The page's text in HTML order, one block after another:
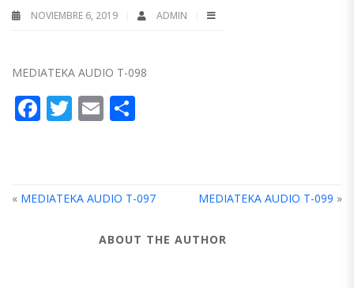
NOVIEMBRE 6, 2019 ADMIN
MEDIATEKA AUDIO T-098
Facebook
Twitter
Email
« MEDIATEKA AUDIO T-097 MEDIATEKA AUDIO T-099 »
ABOUT THE AUTHOR